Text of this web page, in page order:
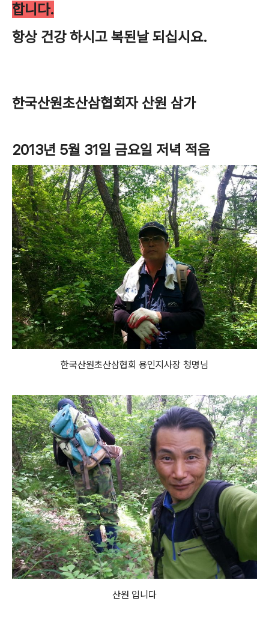
합니다.
항상 건강 하시고 복된날 되십시요.
한국산원초산삼협회자 산원 삼가
2013년 5월 31일 금요일 저녁 적음
한국산원초산삼협회 용인지사장 청명님
산원 입니다